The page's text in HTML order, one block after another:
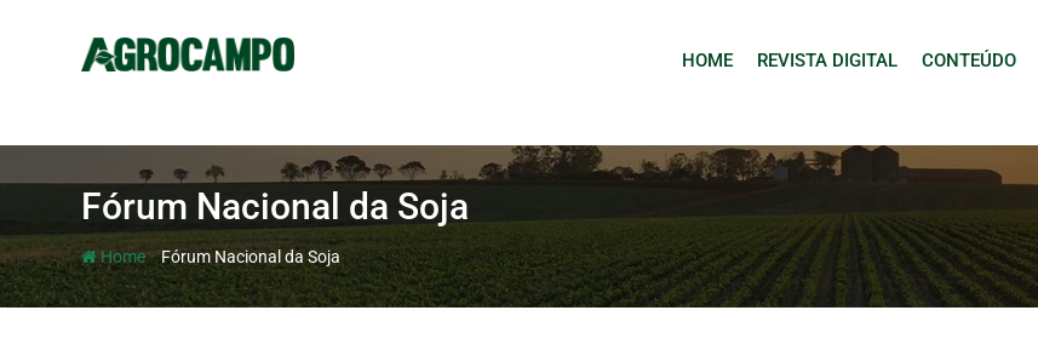
HOME REVISTA DIGITAL CONTEÚDO
Fórum Nacional da Soja
Home-Fórum Nacional da Soja